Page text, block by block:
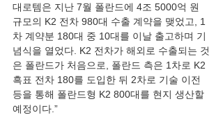
대로템은 지난 7월 폴란드에 4조 5000억 원
규모의 K2 전차 980대 수출 계약을 맺었고, 1
차 계약분 180대 중 10대를 이날 출고하며 기
념식을 열었다. K2 전차가 해외로 수출되는 것
은 폴란드가 처음으로, 폴란드 측은 1차로 K2
흑표 전차 180를 도입한 뒤 2차로 기술 이전
등을 통해 폴란드형 K2 800대를 현지 생산할
예정이다.”